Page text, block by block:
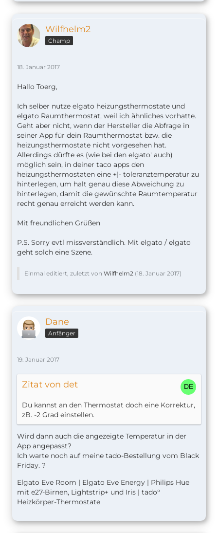
Wilfhelm2
Champ
18. Januar 2017
Hallo Toerg,
Ich selber nutze elgato heizungsthermostate und
elgato Raumthermostat, weil ich ähnliches vorhatte.
Geht aber nicht, wenn der Hersteller die Abfrage in
seiner App für dein Raumthermostat bzw. die
heizungsthermostate nicht vorgesehen hat.
Allerdings dürfte es (wie bei den elgato' auch)
möglich sein, in deiner taco apps den
heizungsthermostaten eine +|- toleranztemperatur zu
hinterlegen, um halt genau diese Abweichung zu
hinterlegen, damit die gewünschte Raumtemperatur
recht genau erreicht werden kann.
Mit freundlichen Grüßen
P.S. Sorry evtl missverständlich. Mit elgato / elgato
geht solch eine Szene.
Einmal editiert, zuletzt von Wilfhelm2 (18. Januar 2017)
Dane
Anfänger
19. Januar 2017
Zitat von det
Du kannst an den Thermostat doch eine Korrektur,
zB. -2 Grad einstellen.
Wird dann auch die angezeigte Temperatur in der
App angepasst?
Ich warte noch auf meine tado-Bestellung vom Black
Friday. ?
Elgato Eve Room | Elgato Eve Energy | Philips Hue
mit e27-Birnen, Lightstrip+ und Iris | tado°
Heizkörper-Thermostate